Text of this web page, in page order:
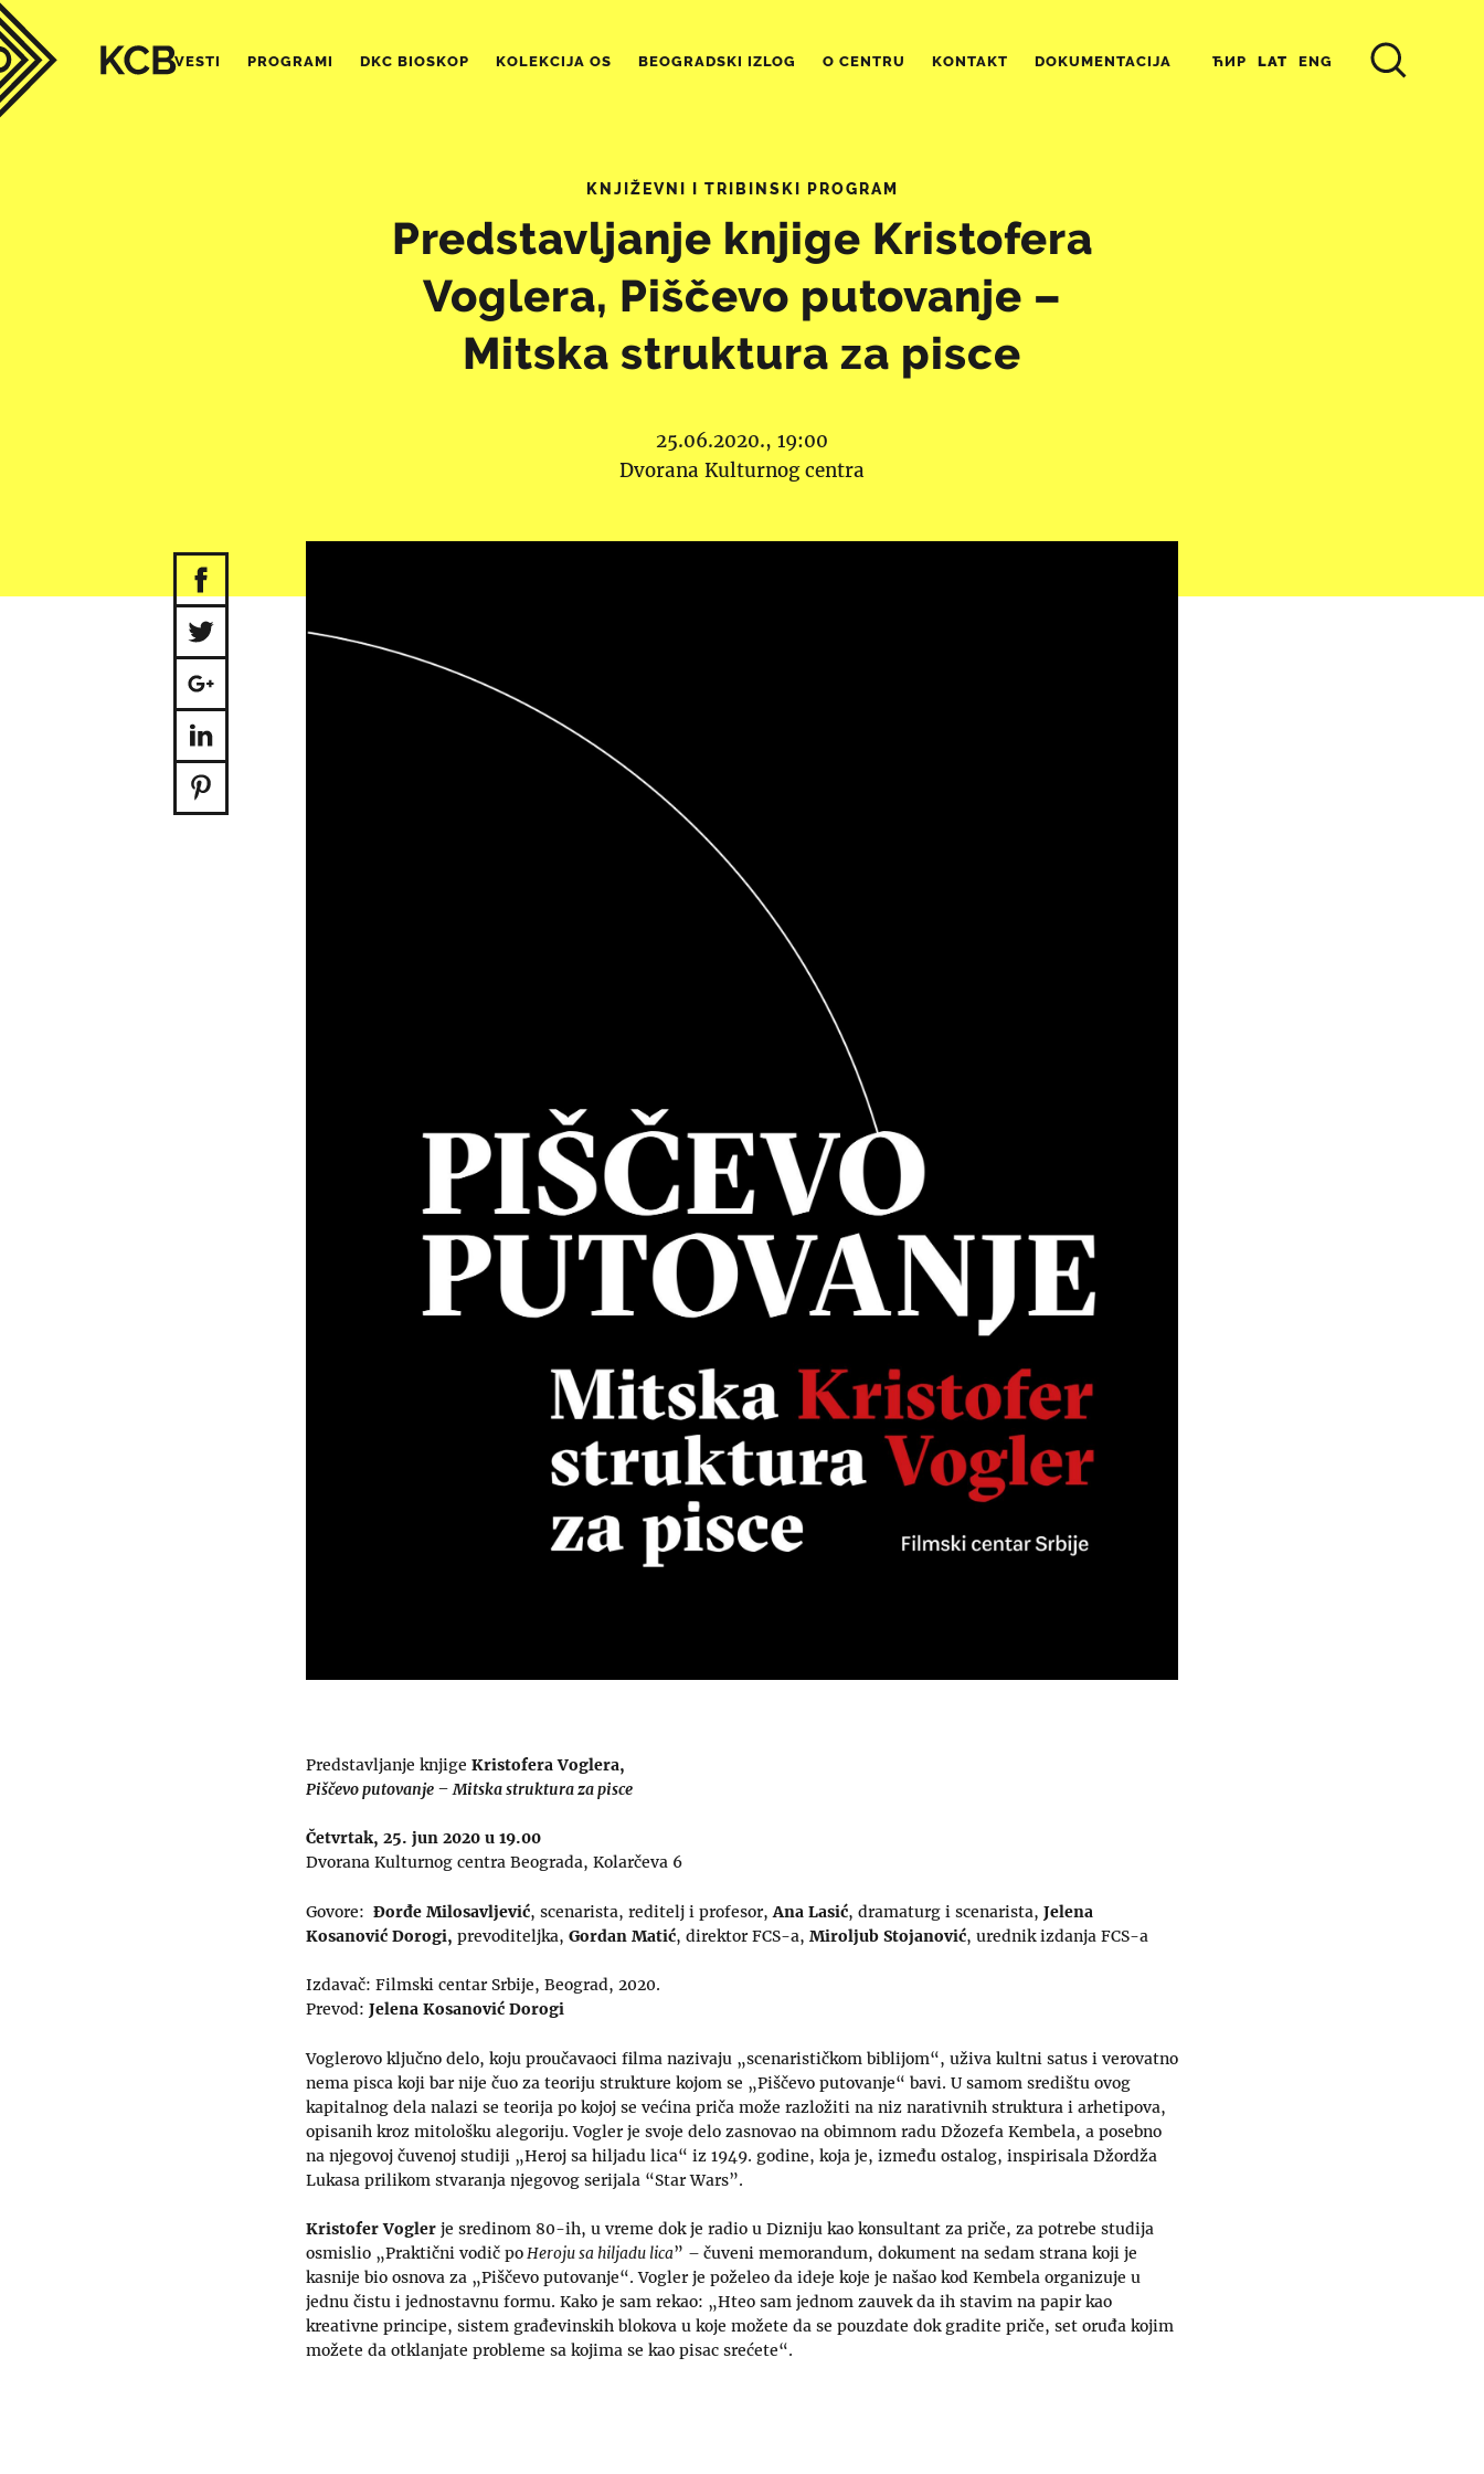
VESTI PROGRAMI DKC BIOSKOP KOLEKCIJA OS BEOGRADSKI IZLOG O CENTRU KONTAKT DOKUMENTACIJA ЋИР LAT ENG
KNJIŽEVNI I TRIBINSKI PROGRAM
Predstavljanje knjige Kristofera
Voglera, Piščevo putovanje –
Mitska struktura za pisce
25.06.2020., 19:00
Dvorana Kulturnog centra
Predstavljanje knjige Kristofera Voglera,
Piščevoputovanje – Mitska struktura za pisce
Četvrtak, 25. jun 2020 u 19.00
Dvorana Kulturnog centra Beograda, Kolarčeva 6
Govore: Đorđe Milosavljević, scenarista, reditelj i profesor, Ana Lasić, dramaturg i scenarista, Jelena
Kosanović Dorogi, prevoditeljka, Gordan Matić, direktor FCS-a, Miroljub Stojanović, urednik izdanja FCS-a
Izdavač: Filmski centar Srbije, Beograd, 2020.
Prevod: Jelena Kosanović Dorogi
Voglerovo ključno delo, koju proučavaoci filma nazivaju „scenarističkom biblijom“, uživa kultni satus i verovatno
nema pisca koji bar nije čuo za teoriju strukture kojom se „Piščevo putovanje“ bavi. U samom središtu ovog
kapitalnog dela nalazi se teorija po kojoj se većina priča može razložiti na niz narativnih struktura i arhetipova,
opisanih kroz mitološku alegoriju. Vogler je svoje delo zasnovao na obimnom radu Džozefa Kembela, a posebno
na njegovoj čuvenoj studiji „Heroj sa hiljadu lica“ iz 1949. godine, koja je, između ostalog, inspirisala Džordža
Lukasa prilikom stvaranja njegovog serijala “Star Wars”.
Kristofer Vogler je sredinom 80-ih, u vreme dok je radio u Dizniju kao konsultant za priče, za potrebe studija
osmislio „Praktični vodič poHeroju sa hiljadu lica” – čuveni memorandum, dokument na sedam strana koji je
kasnije bio osnova za „Piščevo putovanje“. Vogler je poželeo da ideje koje je našao kod Kembela organizuje u
jednu čistu i jednostavnu formu. Kako je sam rekao: „Hteo sam jednom zauvek da ih stavim na papir kao
kreativne principe, sistem građevinskih blokova u koje možete da se pouzdate dok gradite priče, set oruđa kojim
možete da otklanjate probleme sa kojima se kao pisac srećete“.